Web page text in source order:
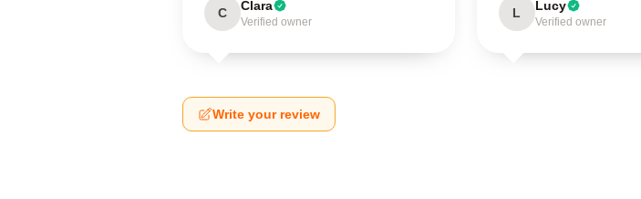
C Clara
Verified owner
L Lucy
Verified owner
Write your review